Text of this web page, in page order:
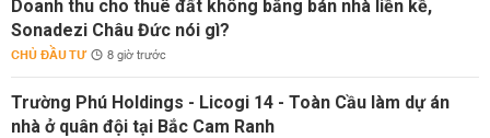
Doanh thu cho thuê đất không bằng bán nhà liền kề,
Sonadezi Châu Đức nói gì?
CHỦ ĐẦU TƯ 8 giờ trước
Trường Phú Holdings - Licogi 14 - Toàn Cầu làm dự án
nhà ở quân đội tại Bắc Cam Ranh